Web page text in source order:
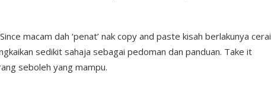
macam dah ‘penat’ nak copy and paste kisah berlakunya cerai
sedikit sahaja sebagai pedoman dan panduan. Take it
seboleh yang mampu.